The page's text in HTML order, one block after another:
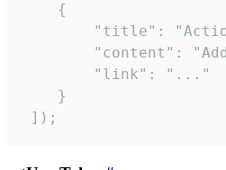
    {
"title":
"content":
        "link": "..."
    }
]);